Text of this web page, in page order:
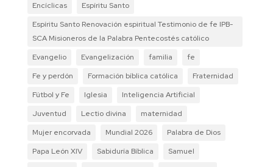
Encíclicas
Espíritu Santo
Espíritu Santo Renovación espiritual Testimonio de fe IPB-
SCA Misioneros de la Palabra Pentecostés católico
Evangelio
Evangelización familia
fe
Fe y perdón
Formación bíblica católica
Fraternidad
Fútbol y Fe
Iglesia
Inteligencia Artificial
Juventud
Lectio divina
maternidad
Mujer encorvada
Mundial 2026
Palabra de Dios
Papa León XIV
Sabiduría Bíblica
Samuel